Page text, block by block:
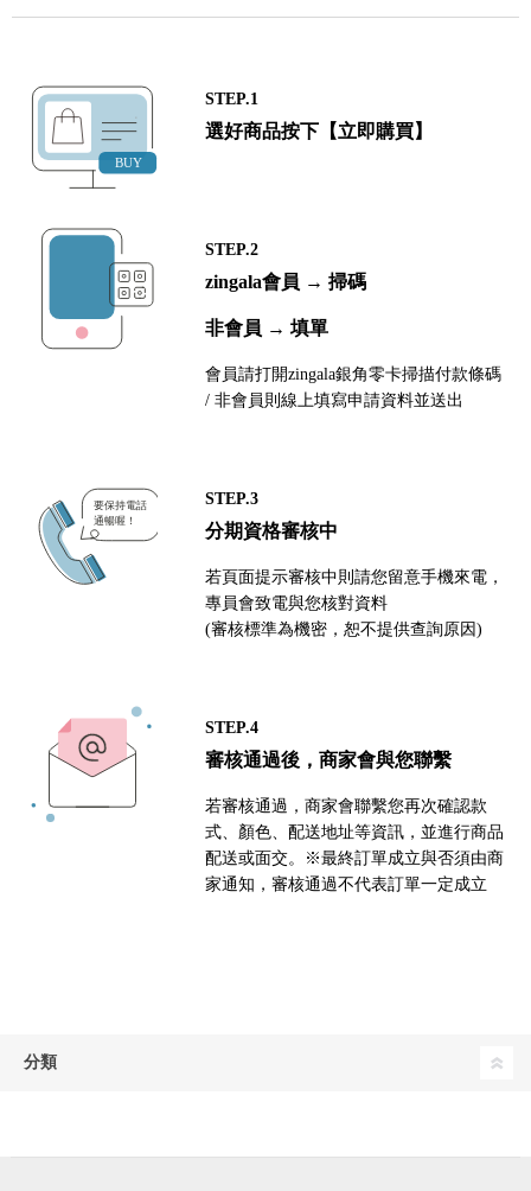
STEP.1
選好商品按下【立即購買】
STEP.2
zingala會員 → 掃碼
非會員 → 填單
會員請打開zingala銀角零卡掃描付款條碼
/ 非會員則線上填寫申請資料並送出
STEP.3
分期資格審核中
若頁面提示審核中則請您留意手機來電，
專員會致電與您核對資料
(審核標準為機密，恕不提供查詢原因)
STEP.4
審核通過後，商家會與您聯繫
若審核通過，商家會聯繫您再次確認款
式、顏色、配送地址等資訊，並進行商品
配送或面交。※最終訂單成立與否須由商
家通知，審核通過不代表訂單一定成立
分類